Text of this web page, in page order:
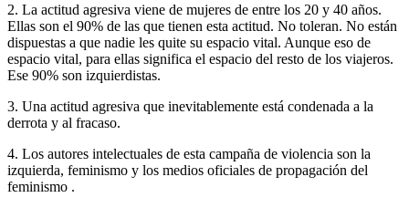
2. La actitud agresiva viene de mujeres de entre los 20 y 40 años.
Ellas son el 90% de las que tienen esta actitud. No toleran. No están
dispuestas a que nadie les quite su espacio vital. Aunque eso de
espacio vital, para ellas significa el espacio del resto de los viajeros.
Ese 90% son izquierdistas.
3. Una actitud agresiva que inevitablemente está condenada a la
derrota y al fracaso.
4. Los autores intelectuales de esta campaña de violencia son la
izquierda, feminismo y los medios oficiales de propagación del
feminismo .